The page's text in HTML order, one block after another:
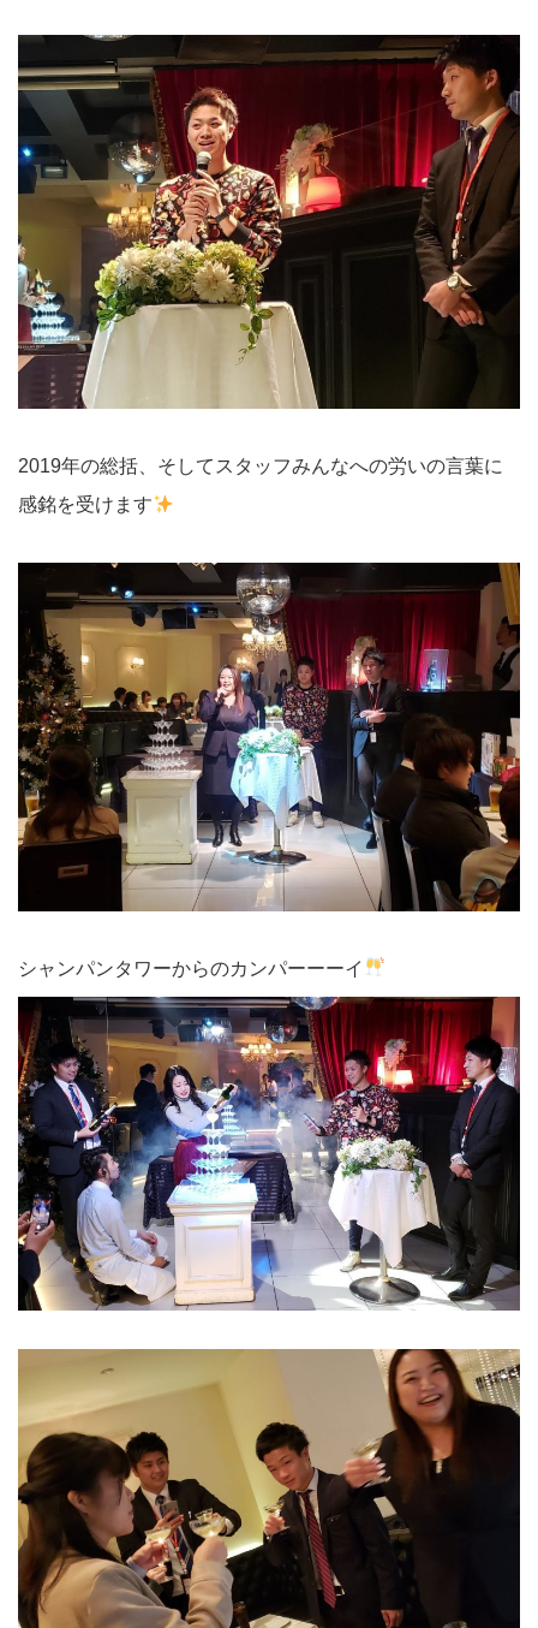
2019年の総括、そしてスタッフみんなへの労いの言葉に
感銘を受けます
シャンパンタワーからのカンパーーーイ